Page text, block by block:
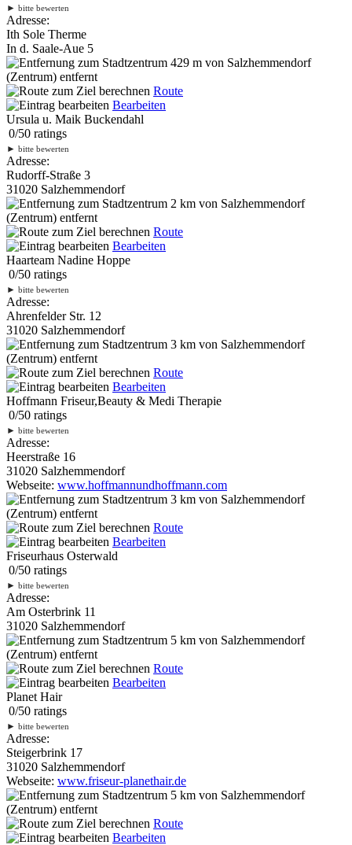
► bitte bewerten
Adresse:
Ith Sole Therme
In d. Saale-Aue 5
429 m von Salzhemmendorf
(Zentrum) entfernt
Route
Bearbeiten
Ursula u. Maik Buckendahl
0/50 ratings
► bitte bewerten
Adresse:
Rudorff-Straße 3
31020 Salzhemmendorf
2 km von Salzhemmendorf
(Zentrum) entfernt
Route
Bearbeiten
Haarteam Nadine Hoppe
0/50 ratings
► bitte bewerten
Adresse:
Ahrenfelder Str. 12
31020 Salzhemmendorf
3 km von Salzhemmendorf
(Zentrum) entfernt
Route
Bearbeiten
Hoffmann Friseur,Beauty & Medi Therapie
0/50 ratings
► bitte bewerten
Adresse:
Heerstraße 16
31020 Salzhemmendorf
Webseite: www.hoffmannundhoffmann.com
3 km von Salzhemmendorf
(Zentrum) entfernt
Route
Bearbeiten
Friseurhaus Osterwald
0/50 ratings
► bitte bewerten
Adresse:
Am Osterbrink 11
31020 Salzhemmendorf
5 km von Salzhemmendorf
(Zentrum) entfernt
Route
Bearbeiten
Planet Hair
0/50 ratings
► bitte bewerten
Adresse:
Steigerbrink 17
31020 Salzhemmendorf
Webseite: www.friseur-planethair.de
5 km von Salzhemmendorf
(Zentrum) entfernt
Route
Bearbeiten